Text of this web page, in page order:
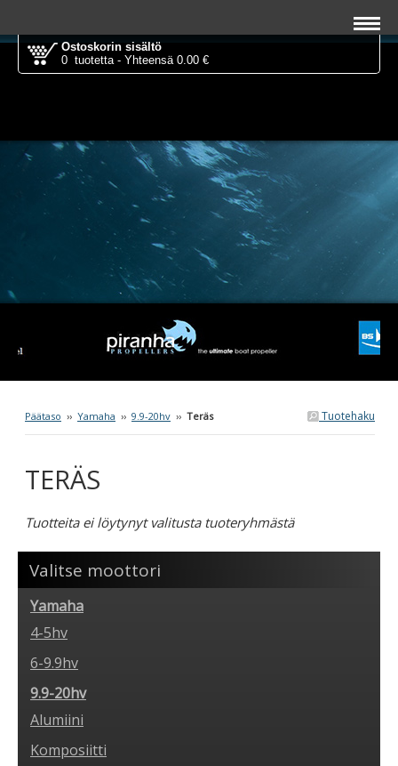
Ostoskorin sisältö
0 tuotetta - Yhteensä 0.00 €
Tuotehaku
Päätaso ›› Yamaha ›› 9.9-20hv ›› Teräs
TERÄS
Tuotteita ei löytynyt valitusta tuoteryhmästä
Valitse moottori
Yamaha
4-5hv
6-9.9hv
9.9-20hv
Alumiini
Komposiitti